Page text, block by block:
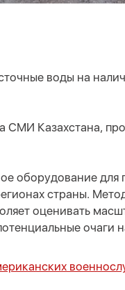
воды на
СМИ Казахстана,
оборудование для
страны.
оценивать
очаги